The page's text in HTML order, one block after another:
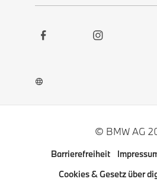
Links
© BMW AG
Barrierefreiheit
Cookies & Gesetz über